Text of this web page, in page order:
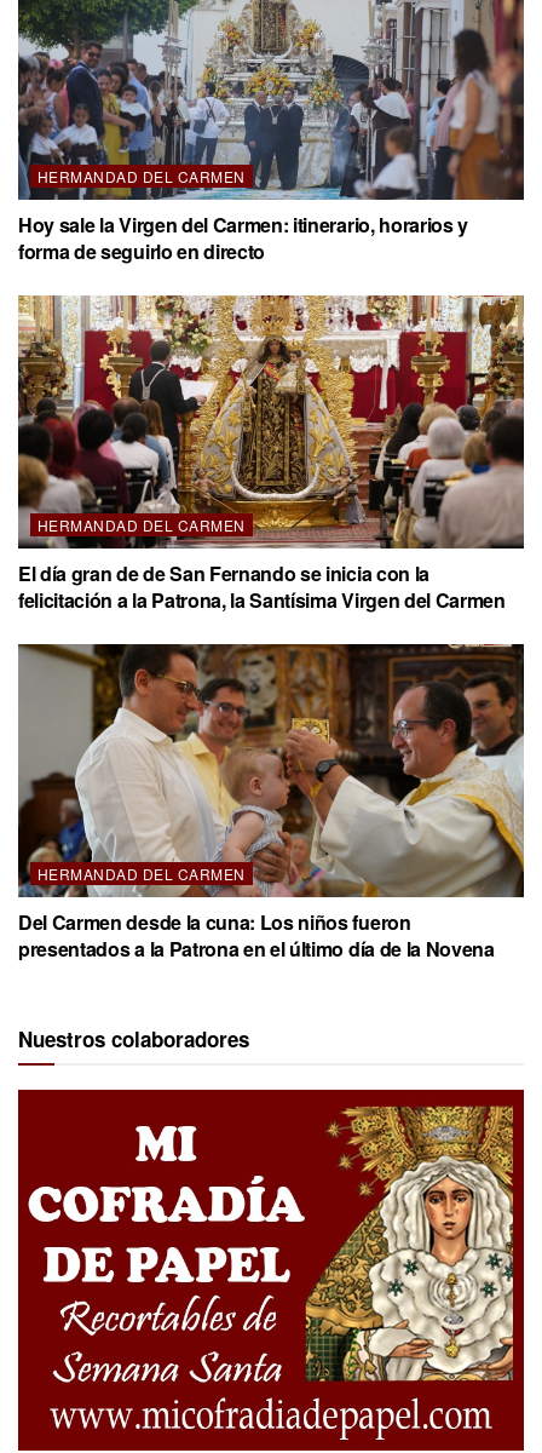
HERMANDAD DEL CARMEN
Hoy sale la Virgen del Carmen: itinerario, horarios y
forma de seguirlo en directo
HERMANDAD DEL CARMEN
El día gran de de San Fernando se inicia con la
felicitación a la Patrona, la Santísima Virgen del Carmen
HERMANDAD DEL CARMEN
Del Carmen desde la cuna: Los niños fueron
presentados a la Patrona en el último día de la Novena
Nuestros colaboradores